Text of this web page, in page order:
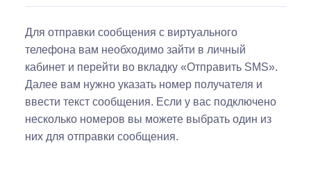
Для отправки сообщения с виртуального
телефона вам необходимо зайти в личный
кабинет и перейти во вкладку «Отправить SMS».
Далее вам нужно указать номер получателя и
ввести текст сообщения. Если у вас подключено
несколько номеров вы можете выбрать один из
них для отправки сообщения.